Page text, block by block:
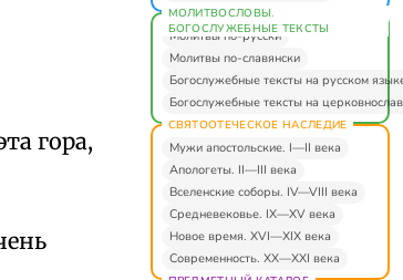
гора,
МОЛИТВОСЛОВЫ.
БОГОСЛУЖЕБНЫЕ ТЕКСТЫ
Молитвы по-русски
Молитвы по-славянски
Богослужебные тексты на русском
Богослужебные тексты на
СВЯТООТЕЧЕСКОЕ НАСЛЕДИЕ
Мужи апостольские. I—II века
Апологеты. II—III века
Вселенские соборы. IV—VIII века
Средневековье. IX—XV века
Новое время. XVI—XIX века
Современность. XX—XXI века